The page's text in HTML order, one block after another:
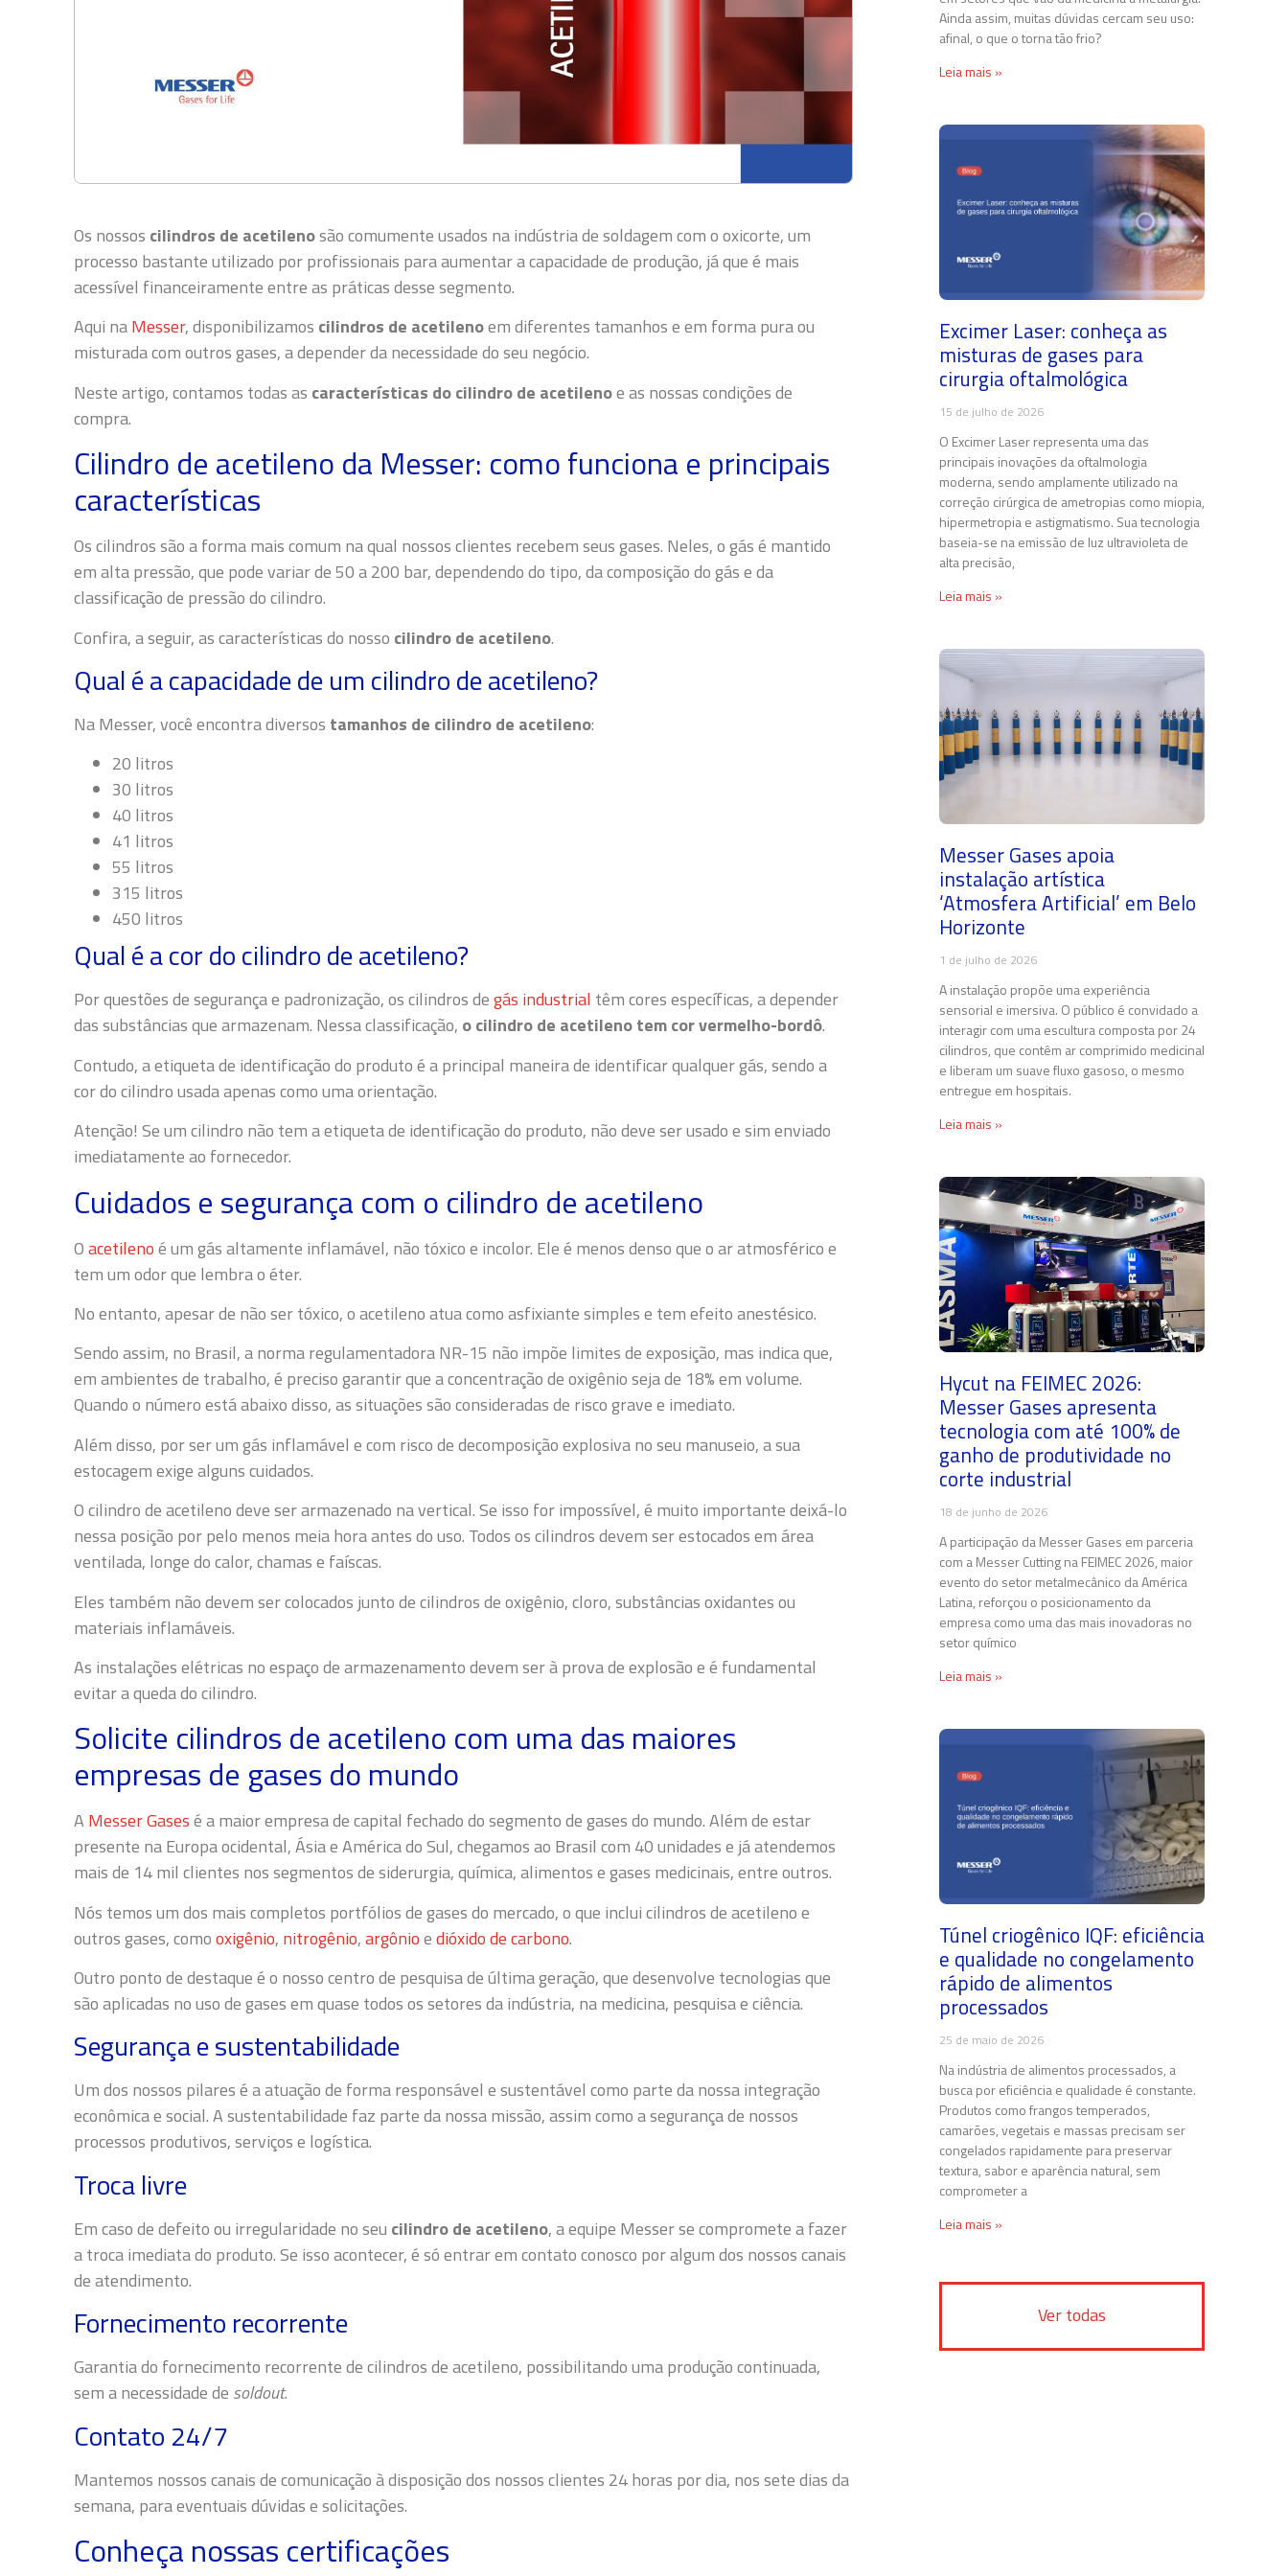
Os nossos cilindros de acetilenosão comumente usados na indústria de soldagem com o oxicorte, um
processo bastante utilizado por profissionais para aumentar a capacidade de produção, já que é mais
acessível financeiramente entre as práticas desse segmento.
Aqui naMesser, disponibilizamos cilindros de acetilenoem diferentes tamanhos e em forma pura ou
misturada com outros gases, a depender da necessidade do seu negócio.
Neste artigo, contamos todas as características do cilindro de acetilenoe as nossas condições de
compra.
Cilindro de acetileno da Messer: como funciona e principais
características
Os cilindros são a forma mais comum na qual nossos clientes recebem seus gases. Neles, o gás é mantido
em alta pressão, que pode variar de 50 a 200 bar, dependendo do tipo, da composição do gás e da
classificação de pressão do cilindro.
Confira, a seguir, as características do nosso cilindro de acetileno.
Qual é a capacidade de um cilindro de acetileno?
Na Messer, você encontra diversos tamanhos de cilindro de acetileno:
20 litros
30 litros
40 litros
41 litros
55 litros
315 litros
450 litros
Qual é a cor do cilindro de acetileno?
Por questões de segurança e padronização, os cilindros degás industrial têm cores específicas, a depender
das substâncias que armazenam. Nessa classificação, o cilindro de acetileno tem cor vermelho-bordô.
Contudo, a etiqueta de identificação do produto é a principal maneira de identificar qualquer gás, sendo a
cor do cilindro usada apenas como uma orientação.
Atenção! Se um cilindro não tem a etiqueta de identificação do produto, não deve ser usado e sim enviado
imediatamente ao fornecedor.
Cuidados e segurança com o cilindro de acetileno
Oacetilenoé um gás altamente inflamável, não tóxico e incolor. Ele é menos denso que o ar atmosférico e
tem um odor que lembra o éter.
No entanto, apesar de não ser tóxico, o acetileno atua como asfixiante simples e tem efeito anestésico.
Sendo assim, no Brasil, a norma regulamentadora NR-15 não impõe limites de exposição, mas indica que,
em ambientes de trabalho, é preciso garantir que a concentração de oxigênio seja de 18% em volume.
Quando o número está abaixo disso, as situações são consideradas de risco grave e imediato.
Além disso, por ser um gás inflamável e com risco de decomposição explosiva no seu manuseio, a sua
estocagem exige alguns cuidados.
O cilindro de acetileno deve ser armazenado na vertical. Se isso for impossível, é muito importante deixá-lo
nessa posição por pelo menos meia hora antes do uso. Todos os cilindros devem ser estocados em área
ventilada, longe do calor, chamas e faíscas.
Eles também não devem ser colocados junto de cilindros de oxigênio, cloro, substâncias oxidantes ou
materiais inflamáveis.
As instalações elétricas no espaço de armazenamento devem ser à prova de explosão e é fundamental
evitar a queda do cilindro.
Solicite cilindros de acetileno com uma das maiores
empresas de gases do mundo
A Messer Gasesé a maior empresa de capital fechado do segmento de gases do mundo. Além de estar
presente na Europa ocidental, Ásia e América do Sul, chegamos ao Brasil com 40 unidades e já atendemos
mais de 14 mil clientes nos segmentos de siderurgia, química, alimentos e gases medicinais, entre outros.
Nós temos um dos mais completos portfólios de gases do mercado, o que inclui cilindros de acetileno e
outros gases, comooxigênio, nitrogênio,argônioedióxido de carbono.
Outro ponto de destaque é o nosso centro de pesquisa de última geração, que desenvolve tecnologias que
são aplicadas no uso de gases em quase todos os setores da indústria, na medicina, pesquisa e ciência.
Segurança e sustentabilidade
Um dos nossos pilares é a atuação de forma responsável e sustentável como parte da nossa integração
econômica e social. A sustentabilidade faz parte da nossa missão, assim como a segurança de nossos
processos produtivos, serviços e logística.
Troca livre
Em caso de defeito ou irregularidade no seu cilindro de acetileno, a equipe Messer se compromete a fazer
a troca imediata do produto. Se isso acontecer, é só entrar em contato conosco por algum dos nossos canais
de atendimento.
Fornecimento recorrente
Garantia do fornecimento recorrente de cilindros de acetileno, possibilitando uma produção continuada,
sem a necessidade de soldout.
Contato 24/7
Mantemos nossos canais de comunicação à disposição dos nossos clientes 24 horas por dia, nos sete dias da
semana, para eventuais dúvidas e solicitações.
Conheça nossas certificações
Ainda assim, muitas dúvidas cercam seu uso:
afinal, o que o torna tão frio?
Leia mais »
Excimer Laser: conheça as
misturas de gases para
cirurgia oftalmológica
15 de julho de 2026
O Excimer Laser representa uma das
principais inovações da oftalmologia
moderna, sendo amplamente utilizado na
correção cirúrgica de ametropias como miopia,
hipermetropia e astigmatismo. Sua tecnologia
baseia-se na emissão de luz ultravioleta de
alta precisão,
Leia mais »
Messer Gases apoia
instalação artística
‘Atmosfera Artificial’ em Belo
Horizonte
1 de julho de 2026
A instalação propõe uma experiência
sensorial e imersiva. O público é convidado a
interagir com uma escultura composta por 24
cilindros, que contêm ar comprimido medicinal
e liberam um suave fluxo gasoso, o mesmo
entregue em hospitais.
Leia mais »
Hycut na FEIMEC 2026:
Messer Gases apresenta
tecnologia com até 100% de
ganho de produtividade no
corte industrial
18 de junho de 2026
A participação da Messer Gases em parceria
com a Messer Cutting na FEIMEC 2026, maior
evento do setor metalmecânico da América
Latina, reforçou o posicionamento da
empresa como uma das mais inovadoras no
setor químico
Leia mais »
Túnel criogênico IQF: eficiência
e qualidade no congelamento
rápido de alimentos
processados
25 de maio de 2026
Na indústria de alimentos processados, a
busca por eficiência e qualidade é constante.
Produtos como frangos temperados,
camarões, vegetais e massas precisam ser
congelados rapidamente para preservar
textura, sabor e aparência natural, sem
comprometer a
Leia mais »
Ver todas